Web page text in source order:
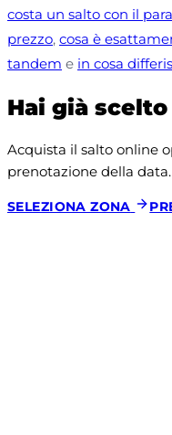
costa un salto con il
prezzo, cosa è
tandem e in cosa
Hai già
Acquista il salto online
prenotazione della data.
SELEZIONA ZONA